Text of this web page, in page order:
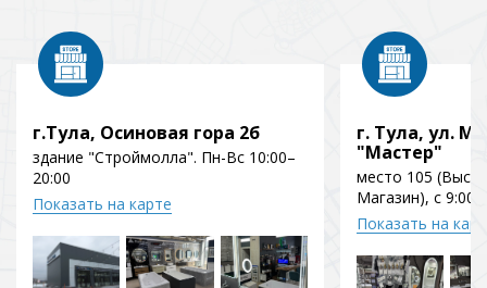
г.Тула, Осиновая гора 2б
здание "Строймолла". Пн-Вс 10:00–
20:00
Показать на карте
г. Тула, ул.
"Мастер"
место 105
Магазин), с 9:00
Показать на